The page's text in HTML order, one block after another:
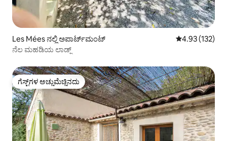
Les Mées ನಲ್ಲಿ ಅಪಾರ್ಟ್‌ಮಂಟ್ 5 ರಲ್ಲಿ 4.93
4.93 (132)
ನೆಲ ಮಹಡಿಯ ಲಾಡ್ಜ್
ಗೆಸ್ಟ್‌ಗಳ ಅಚ್ಚುಮೆಚ್ಚಿನದು
ಗೆಸ್ಟ್‌ಗಳ ಅಚ್ಚುಮೆಚ್ಚಿನದು